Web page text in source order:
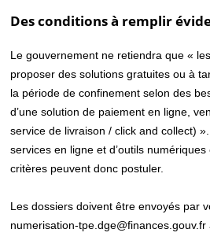
Des conditions à remplir
Le gouvernement ne retiendra que «
proposer des solutions gratuites ou à
la période de confinement selon des
d’une solution de paiement en ligne,
service de livraison / click and collect)
services en ligne et d’outils
critères peuvent donc postuler.
Les dossiers doivent être envoyés par
numerisation-